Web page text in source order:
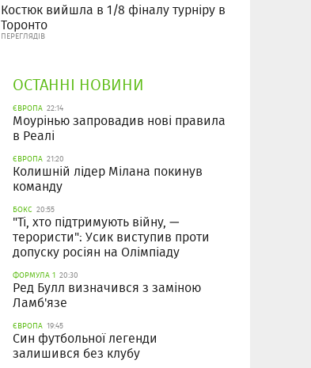
Костюк вийшла в 1/8 фіналу турніру в
Торонто
ПЕРЕГЛЯДІВ
ОСТАННІ НОВИНИ
ЄВРОПА 22:14
Моурінью запровадив нові правила
в Реалі
ЄВРОПА 21:20
Колишній лідер Мілана покинув
команду
БОКС 20:55
"Ті, хто підтримують війну, —
терористи": Усик виступив проти
допуску росіян на Олімпіаду
ФОРМУЛА 1 20:30
Ред Булл визначився з заміною
Ламб'язе
ЄВРОПА 19:45
Син футбольної легенди
залишився без клубу